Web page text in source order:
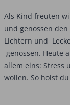
Als Kind freuten
und genossen
Lichtern und
genossen. Heute
allem eins: Stress
wollen. So holst